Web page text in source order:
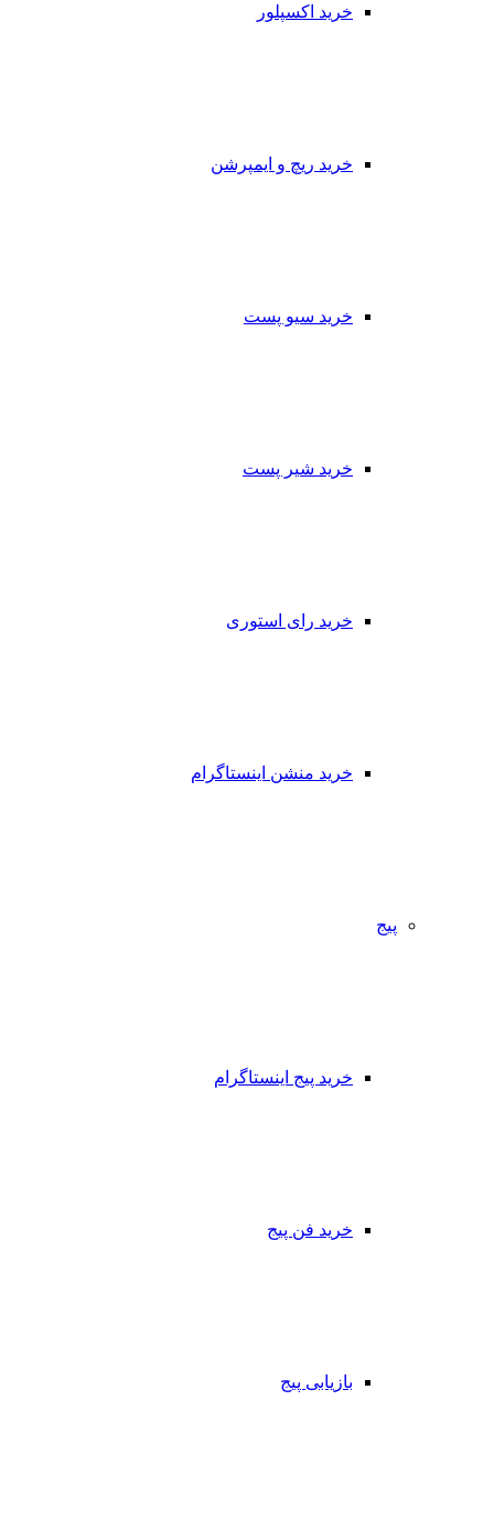
خرید اکسپلور
خرید ریچ و ایمپرشن
خرید سیو پست
خرید شیر پست
خرید رای استوری
خرید منشن اینستاگرام
پیج
خرید پیج اینستاگرام
خرید فن پیج
بازیابی پیج